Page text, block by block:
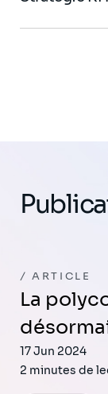
ARTICLE
La polycompétence du DRH,
17 Jun 2024
2 minutes de